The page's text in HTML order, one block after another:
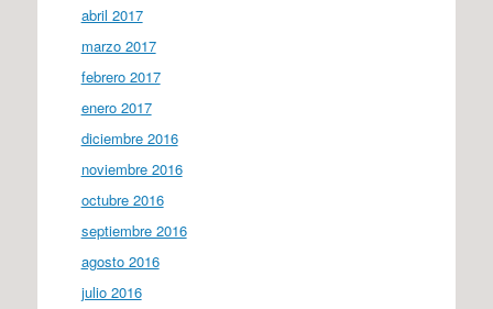
abril 2017
marzo 2017
febrero 2017
enero 2017
diciembre 2016
noviembre 2016
octubre 2016
septiembre 2016
agosto 2016
julio 2016